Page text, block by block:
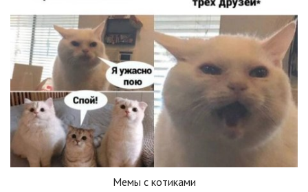
Мемы с котиками